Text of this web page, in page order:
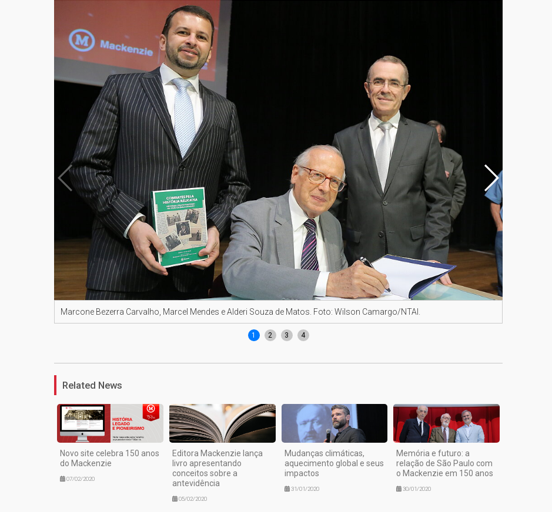
Marcone Bezerra Carvalho, Marcel Mendes e Alderi Souza de Matos. Foto: Wilson Camargo/NTAI.
1 2 3 4
Related News
Novo site celebra 150 anos
do Mackenzie
07/02/2020
Editora Mackenzie lança
livro apresentando
conceitos sobre a
antevidência
05/02/2020
Mudanças climáticas,
aquecimento global e seus
impactos
31/01/2020
Memória e futuro: a
relação de São Paulo com
o Mackenzie em 150 anos
30/01/2020